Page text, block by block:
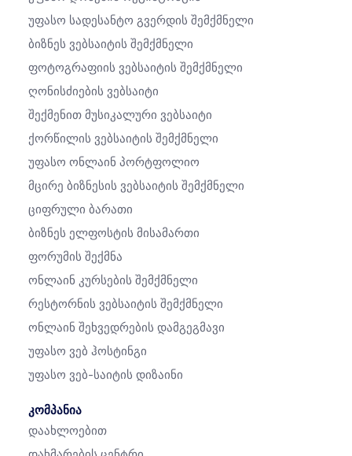
Უფასო Სადესანტო Გვერდის Შემქმნელი
Ბიზნეს Ვებსაიტის Შემქმნელი
Ფოტოგრაფიის Ვებსაიტის Შემქმნელი
Ღონისძიების Ვებსაიტი
Შექმენით Მუსიკალური Ვებსაიტი
Ქორწილის Ვებსაიტის Შემქმნელი
Უფასო Ონლაინ Პორტფოლიო
Მცირე Ბიზნესის Ვებსაიტის Შემქმნელი
Ციფრული Ბარათი
Ბიზნეს Ელფოსტის Მისამართი
Ფორუმის Შექმნა
Ონლაინ Კურსების Შემქმნელი
Რესტორნის Ვებსაიტის Შემქმნელი
Ონლაინ Შეხვედრების Დამგეგმავი
Უფასო Ვებ Ჰოსტინგი
Უფასო Ვებ-Საიტის Დიზაინი
კომპანია
Დაახლოებით